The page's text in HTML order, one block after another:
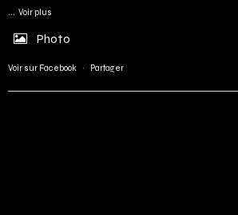
... Voir plus
Photo
Voir sur Facebook · Partager